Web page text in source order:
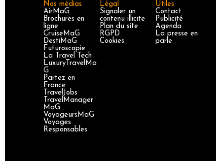
Nos médias
AirMaG
Brochures en
ligne
CruiseMaG
DestiMaG
Futuroscopie
La Travel Tech
LuxuryTravelMa
G
Partez en
France
TravelJobs
TravelManager
MaG
VoyageursMaG
Voyages
Responsables
Légal
Signaler un
contenu illicite
Plan du site
RGPD
Cookies
Utiles
Contact
Publicité
Agenda
La presse en
parle